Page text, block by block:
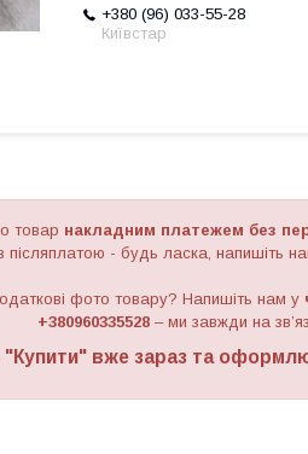
+380 (96) 033-55-28
Київстар
товар накладним платежем без
- будь ласка, напишіть
фото товару? Напишіть нам у
+380960335528 – ми завжди на
"Купити" вже зараз та